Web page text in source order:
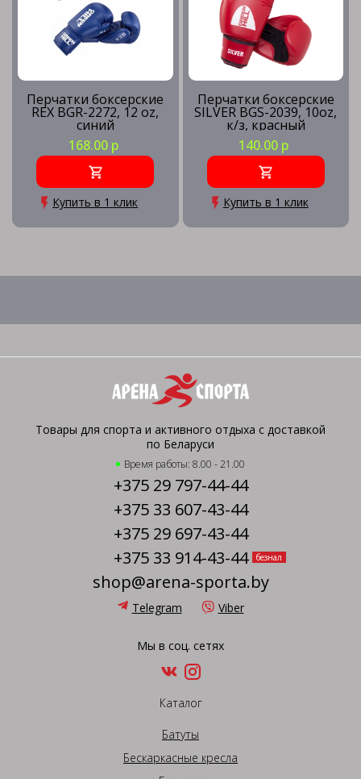
Перчатки боксерские
REX BGR-2272, 12 oz,
синий
168.00 р
Купить в 1 клик
Перчатки боксерские
SILVER BGS-2039, 10oz,
к/з, красный
140.00 р
Купить в 1 клик
Товары для спорта и активного отдыха с доставкой
по Беларуси
Время работы: 8.00 - 21.00
+375 29 797-44-44
+375 33 607-43-44
+375 29 697-43-44
+375 33 914-43-44
безнал
shop@arena-sporta.by
Telegram Viber
Мы в соц. сетях
Каталог
Батуты
Бескаркасные кресла